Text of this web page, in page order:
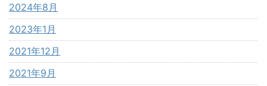
2024年8月
2023年1月
2021年12月
2021年9月